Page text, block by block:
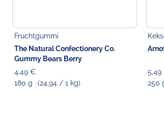
Fruchtgummi
The Natural Confectionery Co.
Gummy Bears Berry
4,49 €
180 g
(24,94 / 1 kg)
250